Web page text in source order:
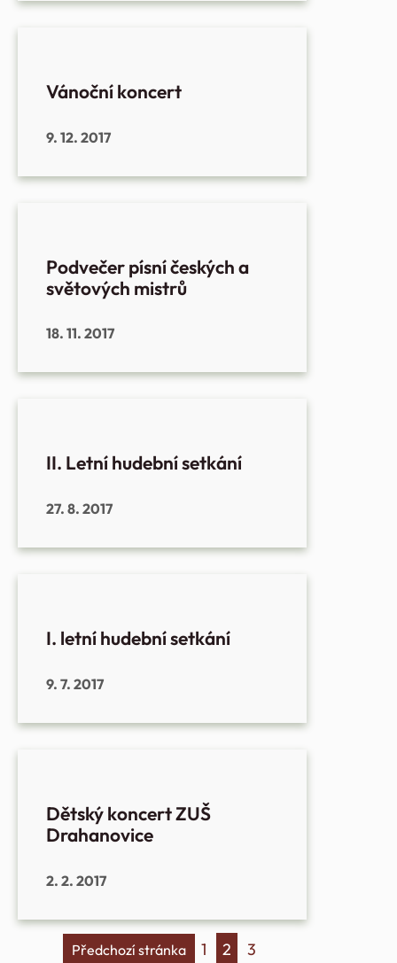
Vánoční koncert
9. 12. 2017
Podvečer písní českých a
světových mistrů
18. 11. 2017
II. Letní hudební setkání
27. 8. 2017
I. letní hudební setkání
9. 7. 2017
Dětský koncert ZUŠ
Drahanovice
2. 2. 2017
Předchozí stránka 1 2 3